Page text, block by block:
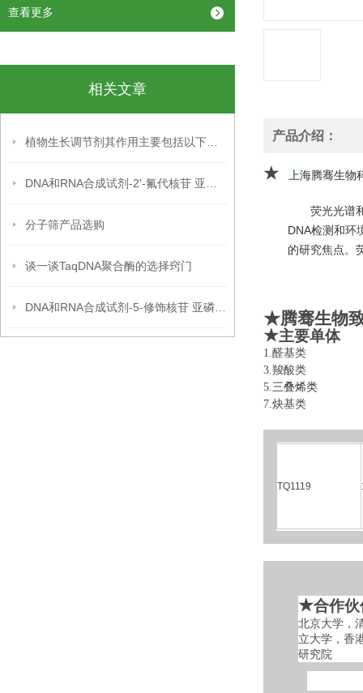
查看更多
相关文章
分子筛产品选购
谈一谈TaqDNA聚合酶的选择窍门
产品介绍：
★ 上海腾骞生物
荧光光谱
DNA检测和环
的研究焦点。
★腾骞生物
★主要单体
1.醛基
3.羧酸
5.三叠烯类
7.炔基类
TQ1119
★合作伙
北京大学，
立大学，香
研究院